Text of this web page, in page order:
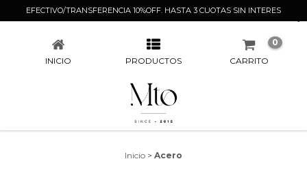
EFECTIVO/TRANSFERENCIA 10%OFF. HASTA 3 CUOTAS SIN INTERES
ACERO
INICIO PRODUCTOS CARRITO
0
Inicio > Acero